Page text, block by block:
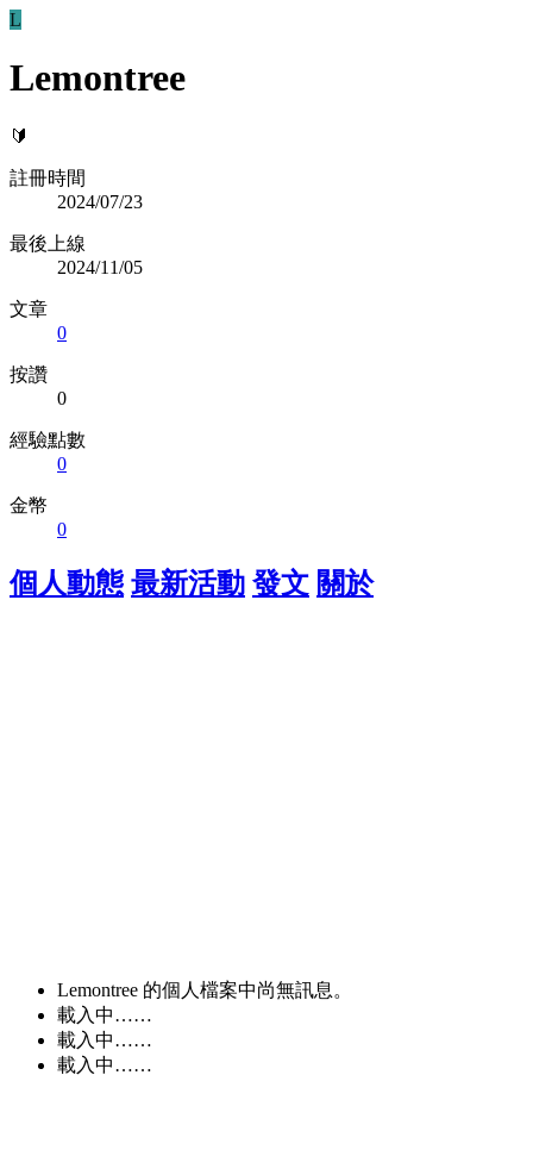
L
Lemontree
🔰
註冊時間
2024/07/23
最後上線
2024/11/05
文章
0
按讚
0
經驗點數
0
金幣
0
個人動態 最新活動 發文 關於
Lemontree 的個人檔案中尚無訊息。
載入中……
載入中……
載入中……